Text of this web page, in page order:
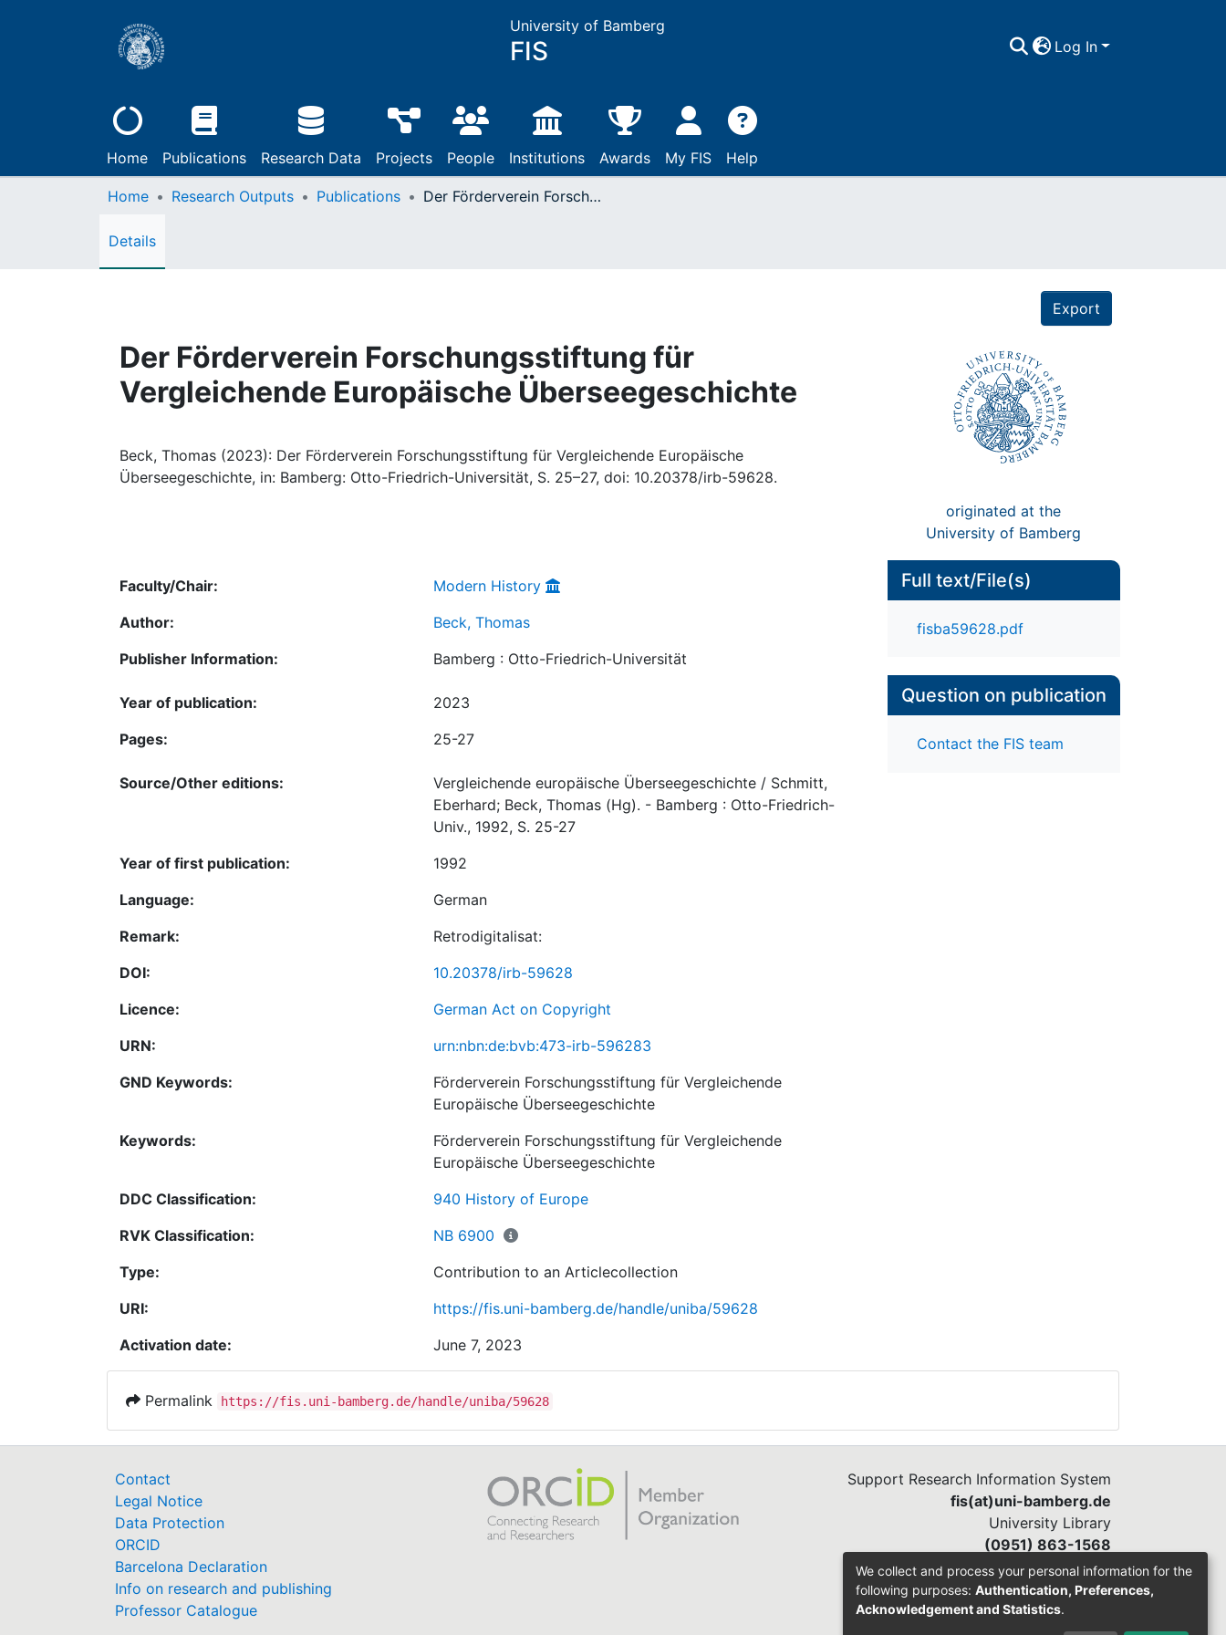
University of Bamberg
FIS Log In
Home Publications Research Data Projects People Institutions Awards My FIS Help
Home Research Outputs Publications Der Förderverein Forschungsstiftung für Vergleichende Europäische Überseegeschichte
Details
Export
Der Förderverein Forschungsstiftung für
Vergleichende Europäische Überseegeschichte
Beck, Thomas (2023): Der Förderverein Forschungsstiftung für Vergleichende Europäische
Überseegeschichte, in: Bamberg: Otto-Friedrich-Universität, S. 25–27, doi: 10.20378/irb-59628.
originated at the
University of Bamberg
Faculty/Chair:
Modern History
Author:
Beck, Thomas
Publisher Information:
Bamberg : Otto-Friedrich-Universität
Year of publication:
2023
Pages:
25-27
Source/Other editions:
Vergleichende europäische Überseegeschichte / Schmitt,
Eberhard; Beck, Thomas (Hg). - Bamberg : Otto-Friedrich-
Univ., 1992, S. 25-27
Year of first publication:
1992
Language:
German
Remark:
Retrodigitalisat:
DOI:
10.20378/irb-59628
Licence:
German Act on Copyright
URN:
urn:nbn:de:bvb:473-irb-596283
GND Keywords:
Förderverein Forschungsstiftung für Vergleichende
Europäische Überseegeschichte
Keywords:
Förderverein Forschungsstiftung für Vergleichende
Europäische Überseegeschichte
DDC Classification:
940 History of Europe
RVK Classification:
NB 6900
Type:
Contribution to an Articlecollection
URI:
https://fis.uni-bamberg.de/handle/uniba/59628
Activation date:
June 7, 2023
Full text/File(s)
fisba59628.pdf
Question on publication
Contact the FIS team
Permalink https://fis.uni-bamberg.de/handle/uniba/59628
Contact
Legal Notice
Data Protection
ORCID
Barcelona Declaration
Info on research and publishing
Professor Catalogue
Support Research Information System
fis(at)uni-bamberg.de
University Library
(0951) 863-1568
We collect and process your personal information for the
following purposes: Authentication, Preferences,
Acknowledgement and Statistics.